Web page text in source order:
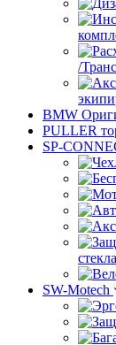
/
BMW
PULLER
SP-
SW-Motech